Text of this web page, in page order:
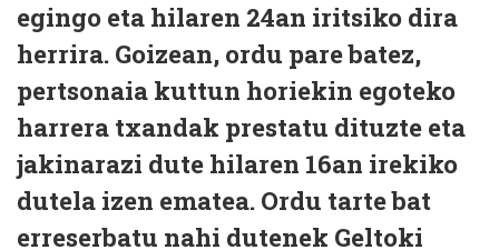
egingo eta hilaren 24an iritsiko dira
herrira. Goizean, ordu pare batez,
pertsonaia kuttun horiekin egoteko
harrera txandak prestatu dituzte eta
jakinarazi dute hilaren 16an irekiko
dutela izen ematea. Ordu tarte bat
erreserbatu nahi dutenek Geltoki